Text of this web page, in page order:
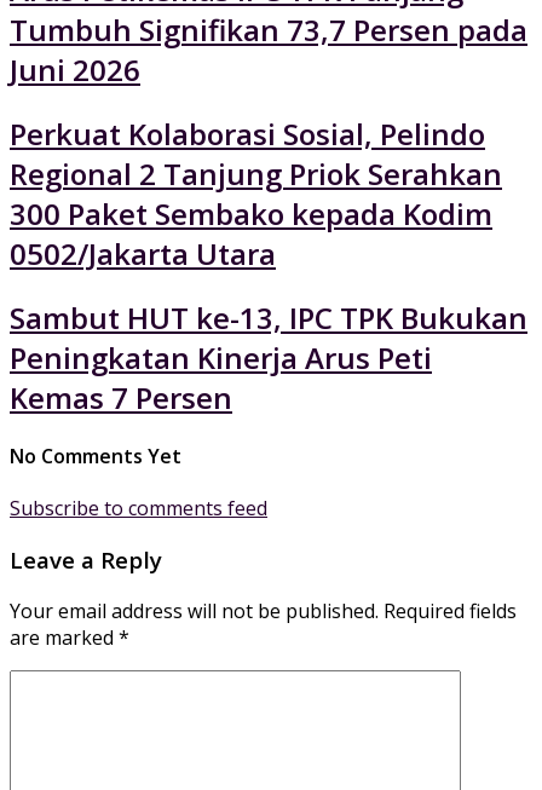
Tumbuh Signifikan 73,7 Persen pada
Juni 2026
Perkuat Kolaborasi Sosial, Pelindo
Regional 2 Tanjung Priok Serahkan
300 Paket Sembako kepada Kodim
0502/Jakarta Utara
Sambut HUT ke-13, IPC TPK Bukukan
Peningkatan Kinerja Arus Peti
Kemas 7 Persen
No Comments Yet
Subscribe to comments feed
Leave a Reply
Your email address will not be published. Required fields
are marked *